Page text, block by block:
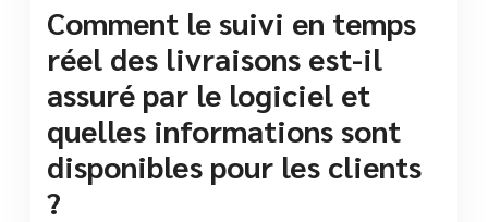
Comment le suivi en temps
réel des livraisons est-il
assuré par le logiciel et
quelles informations sont
disponibles pour les clients
?